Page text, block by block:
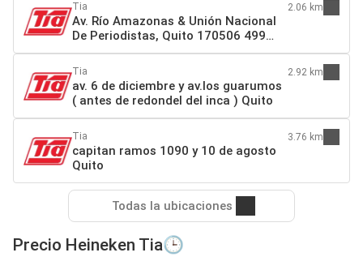
Tia
Av. Río Amazonas & Unión Nacional
De Periodistas, Quito 170506 499
Quito
2.06 km
Tia
av. 6 de diciembre y av.los guarumos
( antes de redondel del inca ) Quito
2.92 km
Tia
capitan ramos 1090 y 10 de agosto
Quito
3.76 km
Todas la ubicaciones
Precio Heineken Tia🕒